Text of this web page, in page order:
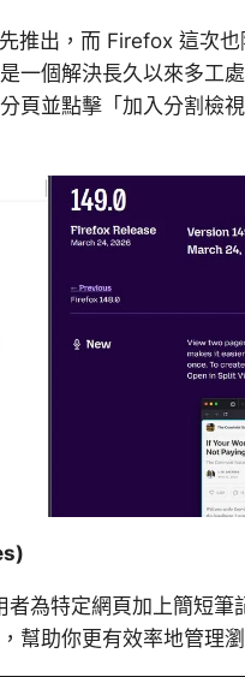
推出，而 Firefox 這次
一個解決長久以來多工
頁並點擊「加入分割檢
為特定網頁加上簡短筆
幫助你更有效率地管理瀏